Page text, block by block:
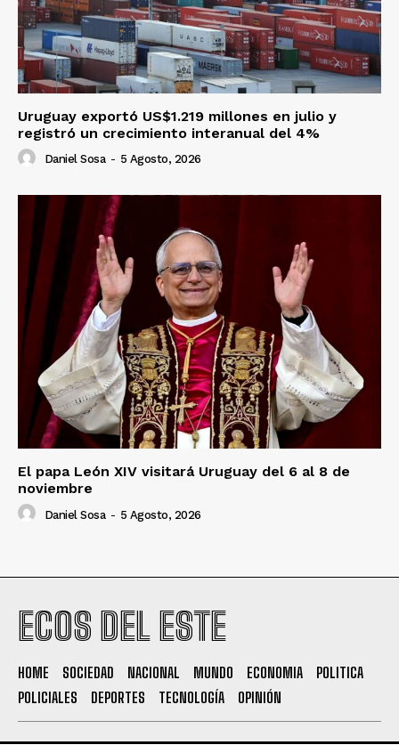
Uruguay exportó US$1.219 millones en julio y
registró un crecimiento interanual del 4%
Daniel Sosa - 5 Agosto, 2026
El papa León XIV visitará Uruguay del 6 al 8 de
noviembre
Daniel Sosa - 5 Agosto, 2026
ECOS DEL ESTE
HOME SOCIEDAD NACIONAL MUNDO ECONOMIA
POLITICA
POLICIALES
DEPORTES TECNOLOGÍA OPINIÓN